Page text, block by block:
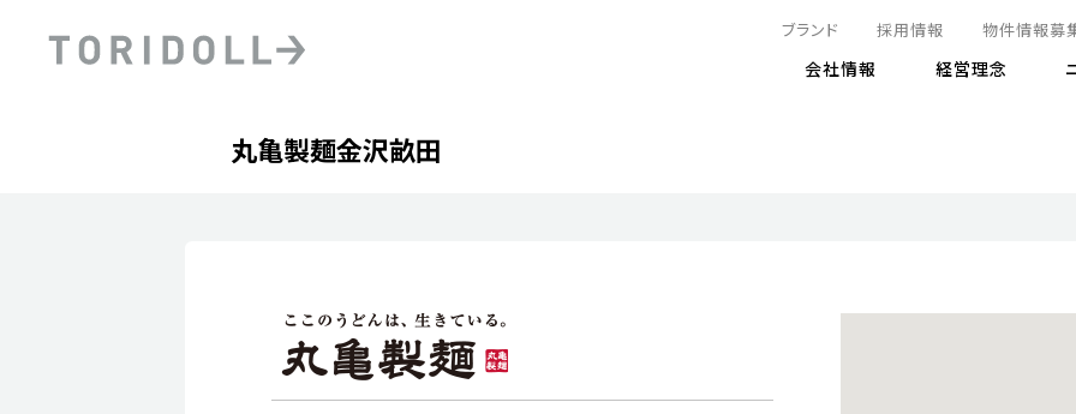
PRニュース
中長期経営計画
粟田社長が語るトリドールDX
DXビジョン2028
株式
ライブラリ
ステークホルダーとの
コミュニケーション
エネルギー使用量の削減
人と社会とともに
リス
ブランド 採用情報 物件情報募
会社情報 経営理念
丸亀製麺金沢畝田